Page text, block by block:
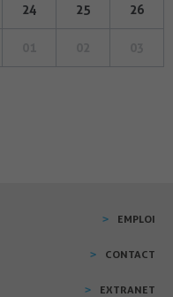
24 25 26
EMPLOI
CONTACT
EXTRANET